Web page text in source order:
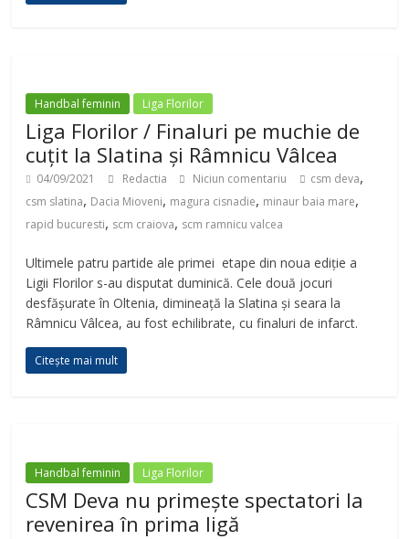
Handbal feminin Liga Florilor
Liga Florilor / Finaluri pe muchie de
cuțit la Slatina și Râmnicu Vâlcea
04/09/2021 Redactia Niciun comentariu csm deva,
csm slatina, Dacia Mioveni, magura cisnadie, minaur baia mare,
rapid bucuresti, scm craiova, scm ramnicu valcea
Ultimele patru partide ale primei etape din noua ediție a
Ligii Florilor s-au disputat duminică. Cele două jocuri
desfășurate în Oltenia, dimineață la Slatina și seara la
Râmnicu Vâlcea, au fost echilibrate, cu finaluri de infarct.
Citește mai mult
Handbal feminin Liga Florilor
CSM Deva nu primește spectatori la
revenirea în prima ligă